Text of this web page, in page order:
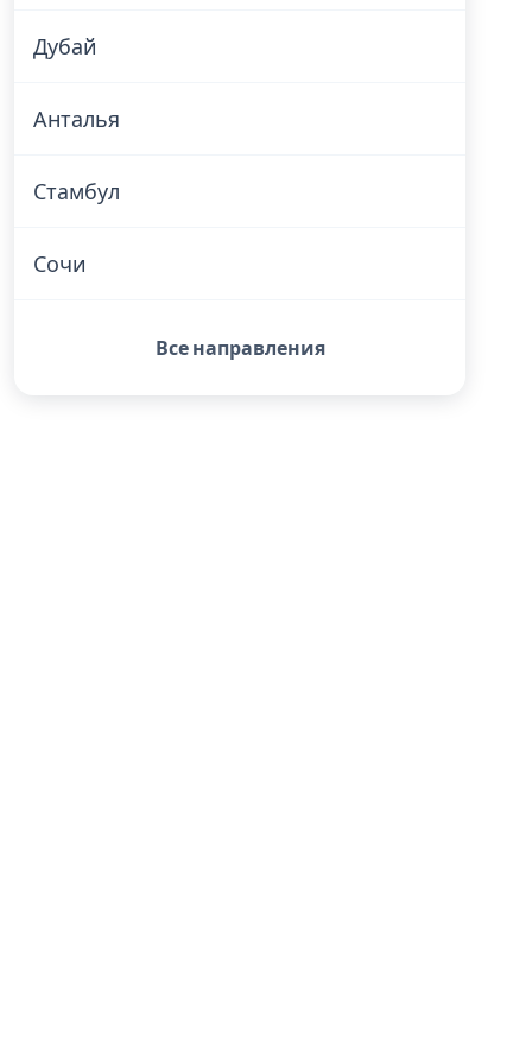
Дубай
Анталья
Стамбул
Сочи
Все направления